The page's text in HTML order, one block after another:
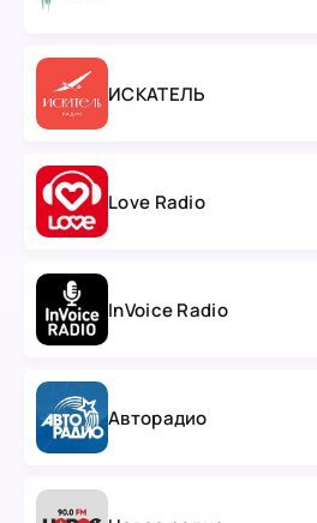
ИСКАТЕЛЬ
Love Radio
InVoice Radio
Авторадио